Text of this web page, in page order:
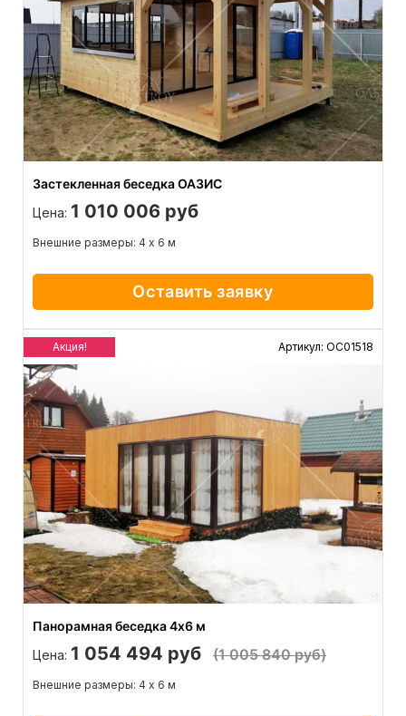
Застекленная беседка ОАЗИС
Цена: 1 010 006 руб
Внешние размеры: 4 х 6 м
Оставить заявку
Акция! Артикул: ОС01518
Панорамная беседка 4х6 м
Цена: 1 054 494 руб (1 005 840 руб)
Внешние размеры: 4 х 6 м